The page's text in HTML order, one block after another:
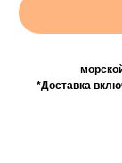
*Доставка